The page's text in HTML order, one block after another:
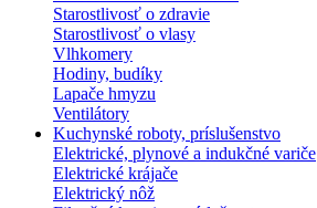
Starostlivosť o zdravie
Starostlivosť o vlasy
Vlhkomery
Hodiny, budíky
Lapače hmyzu
Ventilátory
Kuchynské roboty, príslušenstvo
Elektrické, plynové a indukčné variče
Elektrické krájače
Elektrický nôž